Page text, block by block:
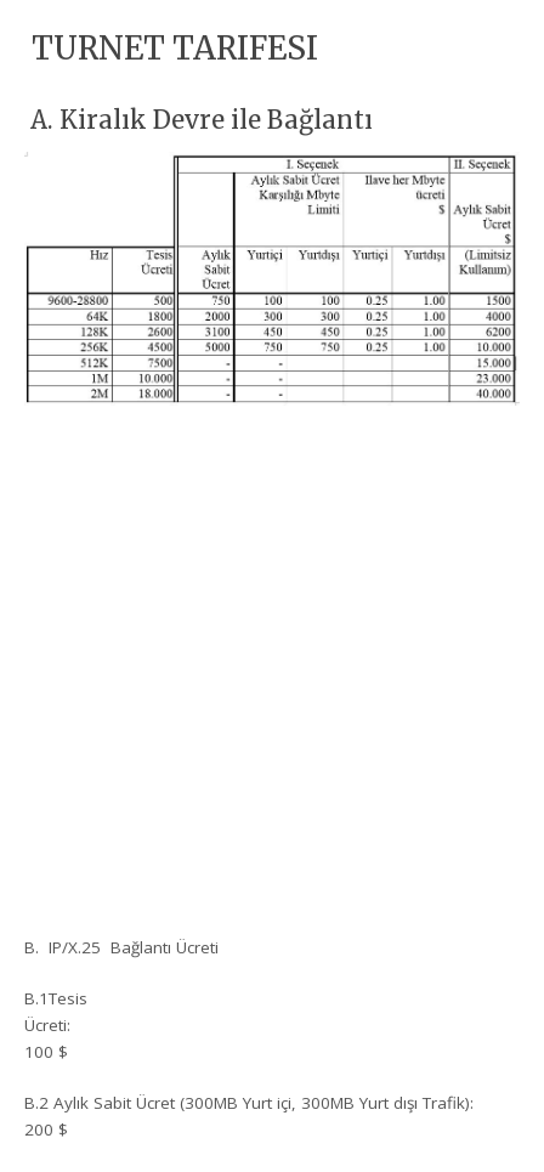
TURNET TARIFESI
A. Kiralık Devre ile Bağlantı
B. IP/X.25 Bağlantı Ücreti
B.1Tesis
Ücreti:
100 $
B.2 Aylık Sabit Ücret (300MB Yurt içi, 300MB Yurt dışı Trafik):
200 $